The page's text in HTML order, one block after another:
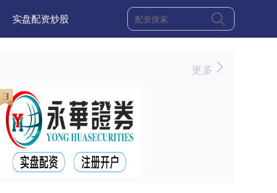
实盘配资炒股
更多